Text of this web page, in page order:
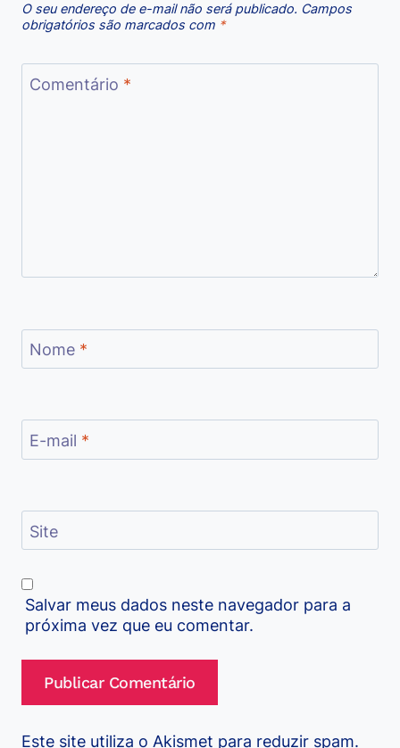
O seu endereço de e-mail não será publicado. Campos
obrigatórios são marcados com *
Comentário *
Nome *
E-mail *
Site
Salvar meus dados neste navegador para a
próxima vez que eu comentar.
Este site utiliza o Akismet para reduzir spam.